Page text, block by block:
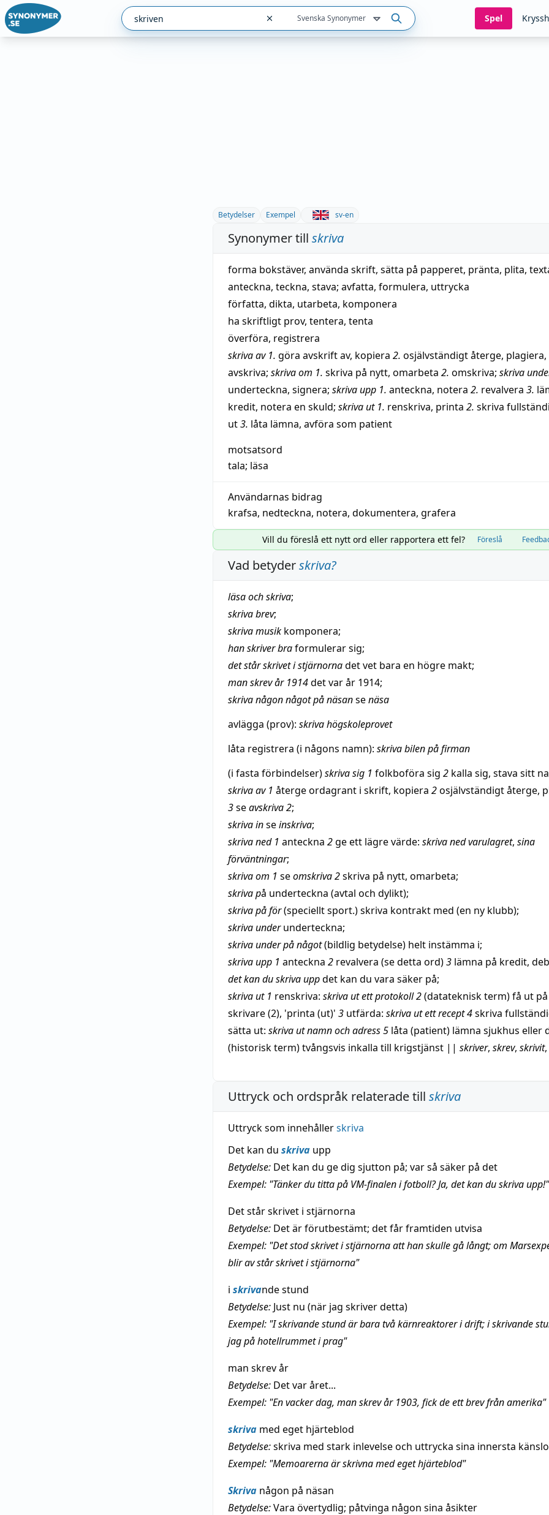
Svenska Synonymer Spel
Betydelser Exempel sv-en
Synonymer till skriva
forma bokstäver, använda skrift, sätta på papperet, pränta, plita,
anteckna, teckna, stava; avfatta, formulera, uttrycka
författa, dikta, utarbeta, komponera
ha skriftligt prov, tentera, tenta
överföra, registrera
skriva av 1. göra avskriftav, kopiera 2. osjälvständigt återge, plagiera,
avskriva; skriva om 1. skriva på nytt, omarbeta 2. omskriva; skriva
underteckna, signera; skriva upp 1. anteckna, notera 2. revalvera 3.
kredit, notera en skuld; skriva ut 1. renskriva, printa 2. skriva
ut3. låta lämna, avföra som patient
motsatsord
tala; läsa
Användarnas bidrag
krafsa, nedteckna, notera, dokumentera, grafera
Vill du föreslå ett nytt ord eller rapportera ett fel? Föreslå
Vad betyderskriva?
läsaoch skriva;
skrivabrev;
skrivamusik komponera;
han skriverbraformulerar sig;
det står skrivet i stjärnornadetvet bara en högre makt;
manskrevår1914det varår 1914;
skriva någon något på näsansenäsa
avlägga (prov): skriva högskoleprovet
låta registrera (i någons namn): skriva bilen på firman
(i fasta förbindelser)skriva sig 1 folkboföra sig 2 kalla sig, stava sitt
skriva av 1 återgeordagrant i skrift, kopiera 2osjälvständigtåterge,
3seavskriva2;
skriva inseinskriva;
skriva ned 1 anteckna 2ge ett lägrevärde: skriva ned varulagret, sina
förväntningar;
skriva om 1 seomskriva2skriva på nytt, omarbeta;
skriva på underteckna (avtal och dylikt);
skriva på för(speciellt sport.) skriva kontrakt med (en ny klubb);
skriva under underteckna;
skriva under på något(bildlig betydelse) helt instämma i;
skriva upp 1 anteckna 2 revalvera (se detta ord)3 lämna på kredit,
det kan du skriva uppdet kan du vara säker på;
skriva ut 1 renskriva: skriva ut ettprotokoll2(datateknisk term) få ut på
skrivare(2), 'printa (ut)' 3 utfärda: skriva ut ettrecept4skriva
sätta ut: skriva utnamnochadress5 låta (patient) lämna sjukhus eller
(historiskterm) tvångsvis inkalla till krigstjänst || skriver, skrev, skrivit,
Uttryck och ordspråk relaterade till skriva
Uttryck som innehållerskriva
Det kan du skriva upp
Betydelse: Det kan du ge dig sjutton på; var så säker på det
Exempel: "Tänker du titta på VM-finalen i fotboll? Ja, det kan du skriva upp!"
Det står skrivet i stjärnorna
Betydelse: Det är förutbestämt; det får framtiden utvisa
Exempel: "Det stod skrivet i stjärnorna att han skulle gå långt; om
blir av står skrivet i stjärnorna"
i skrivande stund
Betydelse: Just nu (när jag skriver detta)
Exempel: "I skrivande stund är bara två kärnreaktorer i drift; i skrivande
jag på hotellrummet i prag"
man skrev år
Betydelse: Det var året...
Exempel: "En vacker dag, man skrev år 1903, fick de ett brev från amerika"
skriva med eget hjärteblod
Betydelse:skriva med stark inlevelse och uttrycka sina innersta
Exempel: "Memoarerna är skrivna med eget hjärteblod"
Skriva någon på näsan
Betydelse:Vara övertydlig; påtvinga någon sina åsikter